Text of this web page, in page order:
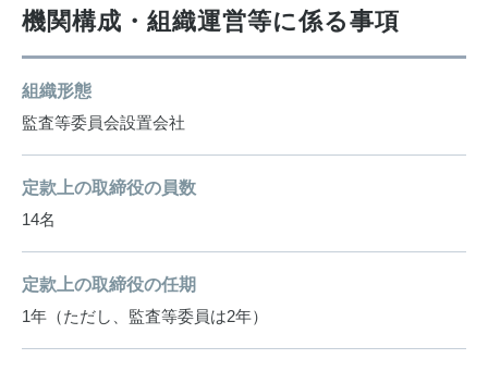
機関構成・組織運営等に係る事項
組織形態
監査等委員会設置会社
定款上の取締役の員数
14名
定款上の取締役の任期
1年（ただし、監査等委員は2年）